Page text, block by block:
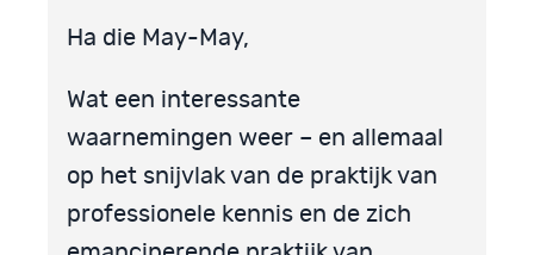
Ha die May-May,
Wat een interessante
waarnemingen weer – en allemaal
op het snijvlak van de praktijk van
professionele kennis en de zich